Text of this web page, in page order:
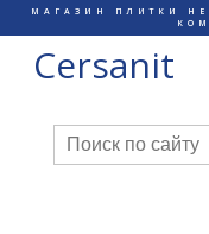
МАГАЗИН ПЛИТКИ
Cersanit